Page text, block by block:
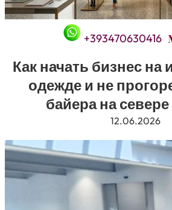
+393470630416
Как начать бизнес на
одежде и не
байера на
12.06.2026